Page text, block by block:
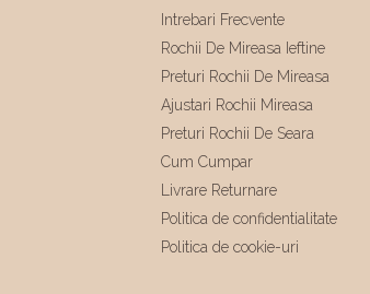
Intrebari Frecvente
Rochii De Mireasa Ieftine
Preturi Rochii De Mireasa
Ajustari Rochii Mireasa
Preturi Rochii De Seara
Cum Cumpar
Livrare Returnare
Politica de confidentialitate
Politica de cookie-uri